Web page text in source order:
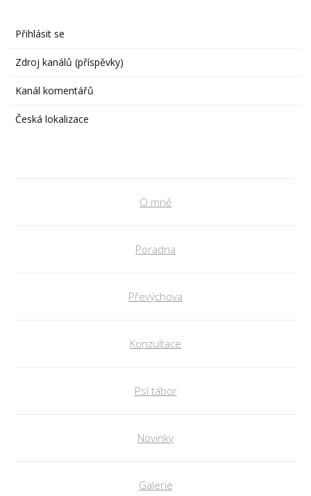
Přihlásit se
Zdroj kanálů (příspěvky)
Kanál komentářů
Česká lokalizace
O mně
Poradna
Převýchova
Konzultace
Psí tábor
Novinky
Galerie